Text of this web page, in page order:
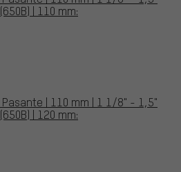
| 110 mm:
| 110 mm | 1 1/8" - 1,5"
| 120 mm: